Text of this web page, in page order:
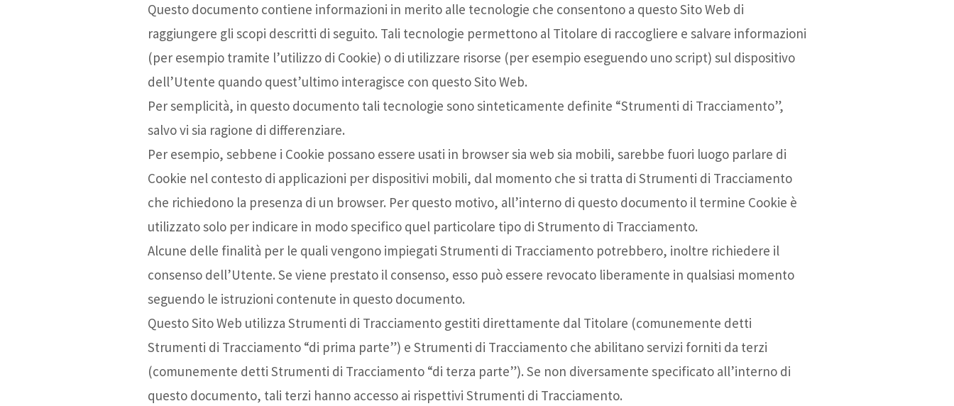
Pratica
online
Incontri
pubblici
Ritiri
parola
consapevole
Meditazione
Meditazione
Questo documento contiene informazioni in merito alle tecnologie che consentono a questo Sito Web di
raggiungere gli scopi descritti di seguito. Tali tecnologie permettono al Titolare di raccogliere e salvare informazioni
(per esempio tramite l’utilizzo di Cookie) o di utilizzare risorse (per esempio eseguendo uno script) sul dispositivo
dell’Utente quando quest’ultimo interagisce con questo Sito Web.
Per semplicità, in questo documento tali tecnologie sono sinteticamente definite “Strumenti di Tracciamento”,
salvo vi sia ragione di differenziare.
Per esempio, sebbene i Cookie possano essere usati in browser sia web sia mobili, sarebbe fuori luogo parlare di
Cookie nel contesto di applicazioni per dispositivi mobili, dal momento che si tratta di Strumenti di Tracciamento
che richiedono la presenza di un browser. Per questo motivo, all’interno di questo documento il termine Cookie è
utilizzato solo per indicare in modo specifico quel particolare tipo di Strumento di Tracciamento.
Alcune delle finalità per le quali vengono impiegati Strumenti di Tracciamento potrebbero, inoltre richiedere il
consenso dell’Utente. Se viene prestato il consenso, esso può essere revocato liberamente in qualsiasi momento
seguendo le istruzioni contenute in questo documento.
Questo Sito Web utilizza Strumenti di Tracciamento gestiti direttamente dal Titolare (comunemente detti
Strumenti di Tracciamento “di prima parte”) e Strumenti di Tracciamento che abilitano servizi forniti da terzi
(comunemente detti Strumenti di Tracciamento “di terza parte”). Se non diversamente specificato all’interno di
questo documento, tali terzi hanno accesso ai rispettivi Strumenti di Tracciamento.